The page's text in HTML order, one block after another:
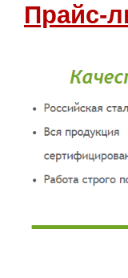
Прайс-